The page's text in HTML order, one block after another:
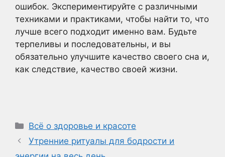
ошибок. Экспериментируйте с различными
техниками и практиками, чтобы найти то, что
лучше всего подходит именно вам. Будьте
терпеливы и последовательны, и вы
обязательно улучшите качество своего сна и,
как следствие, качество своей жизни.
Рубрики
Всё о здоровье и красоте
Утренние ритуалы для бодрости и